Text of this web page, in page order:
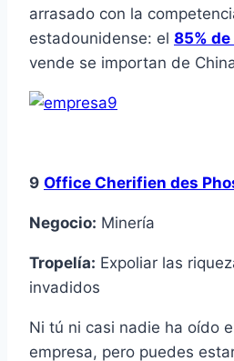
arrasado con la
estadounidense: el 85%
vende se importan de
9 Office Cherifien des
Negocio: Minería
Tropelía: Expoliar las
invadidos
Ni tú ni casi nadie ha oído
empresa, pero puedes